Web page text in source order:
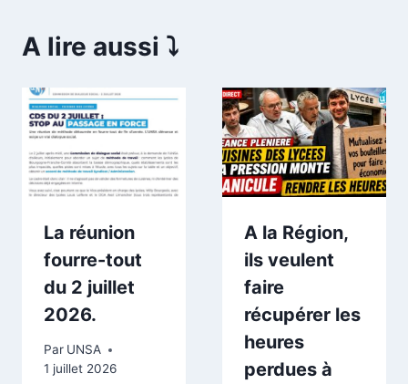
A lire aussi ⤵️
La réunion
fourre-tout
du 2 juillet
2026.
Par UNSA
1 juillet 2026
A la Région,
ils veulent
faire
récupérer les
heures
perdues à